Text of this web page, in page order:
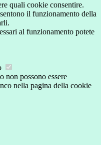
quali cookie consentire.
il funzionamento della
al funzionamento potete
non possono essere
nella pagina della cookie